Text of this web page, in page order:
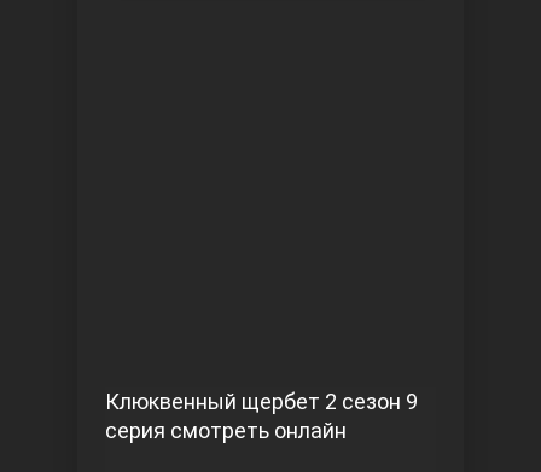
Клюквенный щербет 2 сезон 9
серия смотреть онлайн